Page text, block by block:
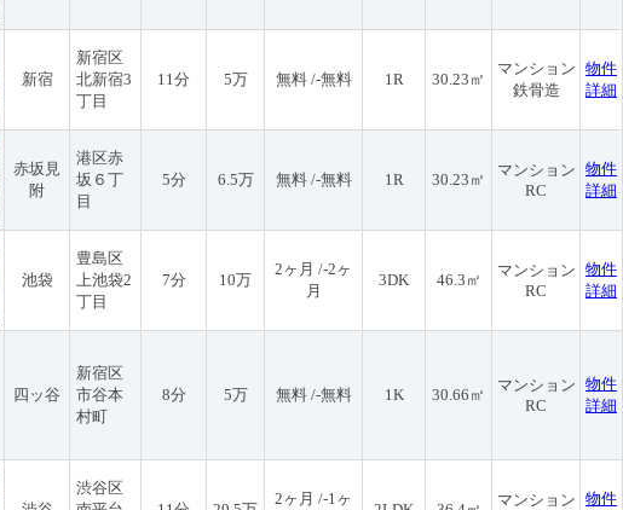
新宿
新宿区
北新宿3
丁目
11分 5万 無料 /-無料 1R 30.23㎡
マンション
鉄骨造
物件
詳細
赤坂見
附
港区赤
坂６丁
目
5分 6.5万 無料 /-無料 1R 30.23㎡
マンション
RC
物件
詳細
池袋
豊島区
上池袋2
丁目
7分 10万
2ヶ月 /-2ヶ
月
3DK 46.3㎡
マンション
RC
物件
詳細
四ッ谷
新宿区
市谷本
村町
8分 5万 無料 /-無料 1K 30.66㎡
マンション
RC
物件
詳細
渋谷区
2ヶ月 /-1ヶ マンション 物件